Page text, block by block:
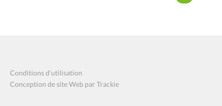
Conditions d’utilisation
Conception de site Web par Trackie